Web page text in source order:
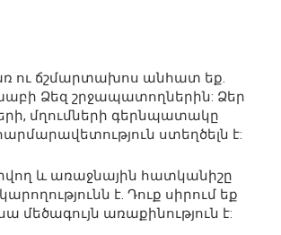
ու ճշմարտախոս անհատ եք.
Ձեզ շրջապատողներին: Ձեր
մղումների գերնպատակը
ստեղծելն է:
և առաջնային հատկանիշը
է. Դուք սիրում եք
մեծագույն առաքինություն է: